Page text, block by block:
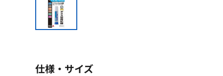
仕様・サイズ